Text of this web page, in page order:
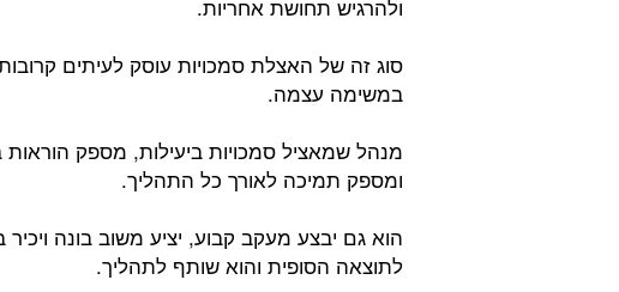
ולהרגיש תחושת אחריות.
סוג זה של האצלת סמכויות עוסק לעיתים
במשימה עצמה.
מנהל שמאציל סמכויות ביעילות, מספק
ומספק תמיכה לאורך כל התהליך.
הוא גם יבצע מעקב קבוע, יציע משוב בונה
לתוצאה הסופית והוא שותף לתהליך.